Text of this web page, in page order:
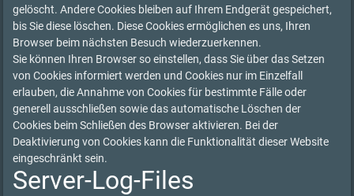
gelöscht. Andere Cookies bleiben auf Ihrem Endgerät gespeichert,
bis Sie diese löschen. Diese Cookies ermöglichen es uns, Ihren
Browser beim nächsten Besuch wiederzuerkennen.
Sie können Ihren Browser so einstellen, dass Sie über das Setzen
von Cookies informiert werden und Cookies nur im Einzelfall
erlauben, die Annahme von Cookies für bestimmte Fälle oder
generell ausschließen sowie das automatische Löschen der
Cookies beim Schließen des Browser aktivieren. Bei der
Deaktivierung von Cookies kann die Funktionalität dieser Website
eingeschränkt sein.
Server-Log-Files